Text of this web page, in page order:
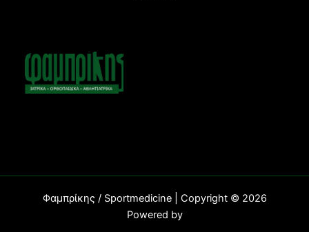
Φαμπρίκης / Sportmedicine | Copyright © 2026
Powered by